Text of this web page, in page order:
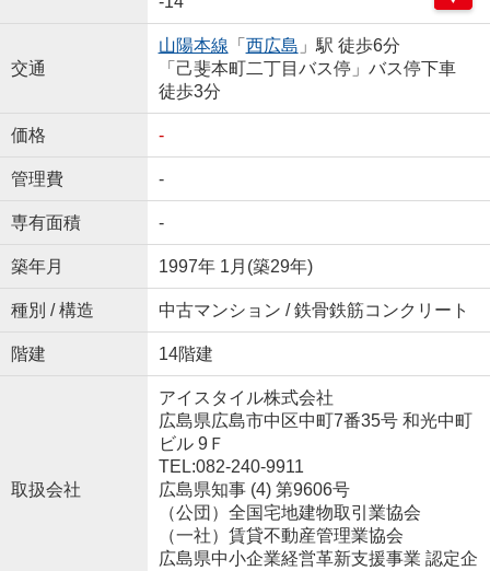
交通
山陽本線 「 西広島 」駅 徒歩6分
「己斐本町二丁目バス停」バス停下車
徒歩3分
価格 -
管理費 -
専有面積 -
築年月 1997年 1月(築29年)
種別 / 構造 中古マンション / 鉄骨鉄筋コンクリート
階建 14階建
取扱会社
アイスタイル株式会社
広島県広島市中区中町7番35号 和光中町
ビル 9Ｆ
TEL:082-240-9911
広島県知事 (4) 第9606号
（公団）全国宅地建物取引業協会
（一社）賃貸不動産管理業協会
広島県中小企業経営革新支援事業 認定企